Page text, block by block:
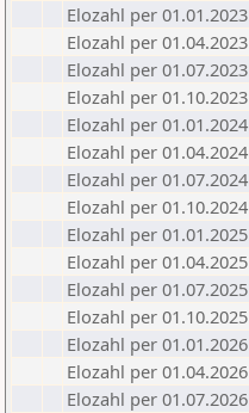
Elozahl per 01.01.2023
Elozahl per 01.04.2023
Elozahl per 01.07.2023
Elozahl per 01.10.2023
Elozahl per 01.01.2024
Elozahl per 01.04.2024
Elozahl per 01.07.2024
Elozahl per 01.10.2024
Elozahl per 01.01.2025
Elozahl per 01.04.2025
Elozahl per 01.07.2025
Elozahl per 01.10.2025
Elozahl per 01.01.2026
Elozahl per 01.04.2026
Elozahl per 01.07.2026